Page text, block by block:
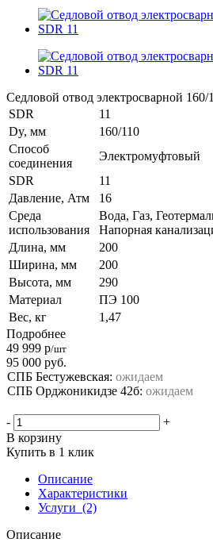
Седловой отвод электросварной
SDR
11
Dy, мм
160/110
Способ
соединения
Электромуфтовый
SDR
11
Давление, Атм
16
Среда
использования
Вода, Газ,
Напорная
Длина, мм
200
Ширина, мм
200
Высота, мм
290
Материал
ПЭ 100
Вес, кг
1,47
Подробнее
49 999 р/шт
95 000 руб.
СПБ Бестужевская: ожидаем
СПБ Орджоникидзе 42б: ожидаем
-
+
В корзину
Купить в 1 клик
Описание
Характеристики
Услуги (2)
Описание